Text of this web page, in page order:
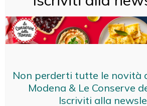
Non perderti tutte le novità
Modena & Le Conserve
Iscriviti alla